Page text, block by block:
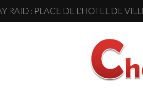
RAID : PLACE DE L'HOTEL DE